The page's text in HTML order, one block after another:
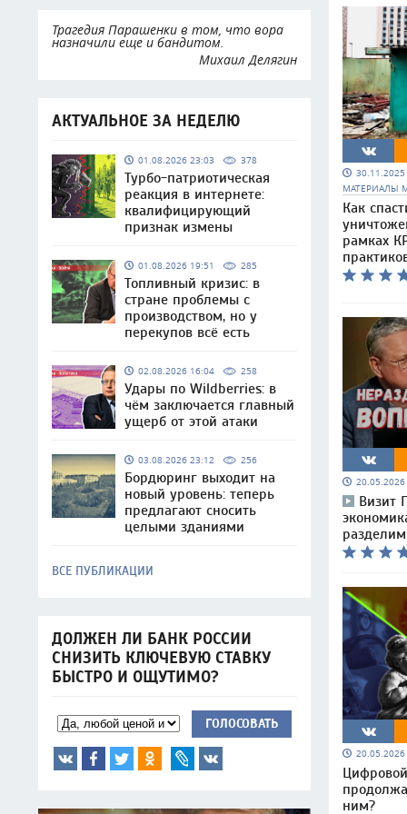
Трагедия Парашенки в том, что вора
назначили еще и бандитом.
Михаил Делягин
АКТУАЛЬНОЕ ЗА НЕДЕЛЮ
01.08.2026 23:03 378
Турбо-патриотическая
реакция в интернете:
квалифицирующий
признак измены
01.08.2026 19:51 285
Топливный кризис: в
стране проблемы с
производством, но у
перекупов всё есть
02.08.2026 16:04 258
Удары по Wildberries: в
чём заключается главный
ущерб от этой атаки
03.08.2026 23:12 256
Бордюринг выходит на
новый уровень: теперь
предлагают сносить
целыми зданиями
ВСЕ ПУБЛИКАЦИИ
ДОЛЖЕН ЛИ БАНК РОССИИ
СНИЗИТЬ КЛЮЧЕВУЮ СТАВКУ
БЫСТРО И ОЩУТИМО?
ГОЛОСОВАТЬ
МАТЕРИАЛЫ
Как
рамках
Визит
ним?